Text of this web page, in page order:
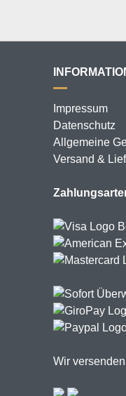
Impressum
Datenschutz
Allgemeine
Versand &
Wir